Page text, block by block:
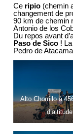
Ce ripio(chemin
changement de
90 km de chemin
Antonio de los
Du repos avant
Paso de Sico! La
Pedro de
Alto Chorrillo à
d’altitude